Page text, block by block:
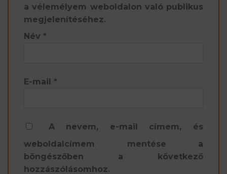
a vélemélyem weboldalon való publikus
megjelenítéséhez.
Név *
E-mail *
A nevem, e-mail címem, és
weboldalcímem mentése a
böngészőben a következő
hozzászólásomhoz.